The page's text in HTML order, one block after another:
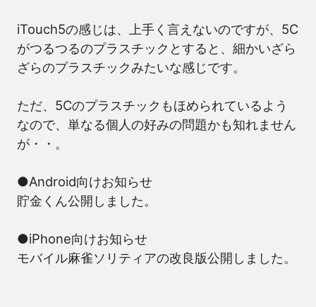
iTouch5の感じは、上手く言えないのですが、5C
がつるつるのプラスチックとすると、細かいざら
ざらのプラスチックみたいな感じです。
ただ、5Cのプラスチックもほめられているよう
なので、単なる個人の好みの問題かも知れません
が・・。
●Android向けお知らせ
貯金くん公開しました。
●iPhone向けお知らせ
モバイル麻雀ソリティアの改良版公開しました。